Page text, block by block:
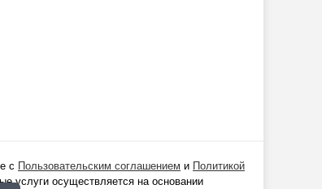
с Пользовательским соглашением и Политикой
услуги осуществляется на основании